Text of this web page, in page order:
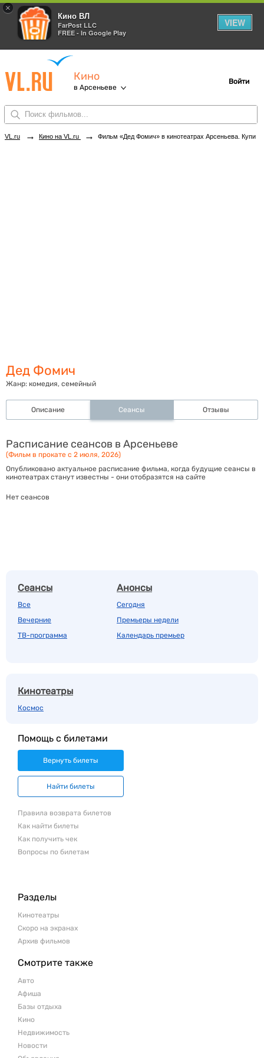
×
Кино ВЛ
FarPost LLC
FREE - In Google Play
VIEW
Кино
в Арсеньеве
Войти
VL.ru → Кино на VL.ru → Фильм «Дед Фомич» в кинотеатрах Арсеньева. Купить билеты!
Дед Фомич
Жанр: комедия, семейный
Описание Сеансы Отзывы
Расписание сеансов в Арсеньеве
(Фильм в прокате с 2 июля, 2026)
Опубликовано актуальное расписание фильма, когда будущие сеансы в
кинотеатрах станут известны - они отобразятся на сайте
Нет сеансов
Сеансы
Все
Вечерние
ТВ-программа
Анонсы
Сегодня
Премьеры недели
Календарь премьер
Кинотеатры
Космос
Помощь с билетами
Вернуть билеты
Найти билеты
Правила возврата билетов
Как найти билеты
Как получить чек
Вопросы по билетам
Разделы
Кинотеатры
Скоро на экранах
Архив фильмов
Смотрите также
Авто
Афиша
Базы отдыха
Кино
Недвижимость
Новости